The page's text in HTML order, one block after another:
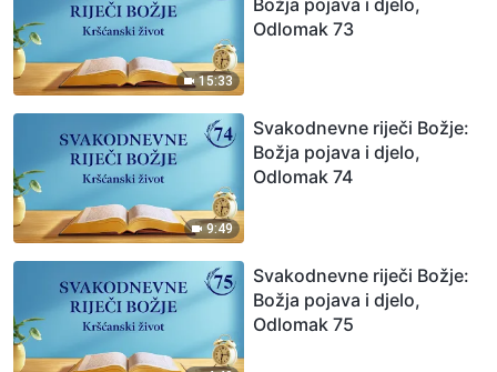
15:33
Odlomak 73
9:49
Svakodnevne riječi Božje:
Božja pojava i djelo,
Odlomak 74
Svakodnevne riječi Božje:
Božja pojava i djelo,
Odlomak 75